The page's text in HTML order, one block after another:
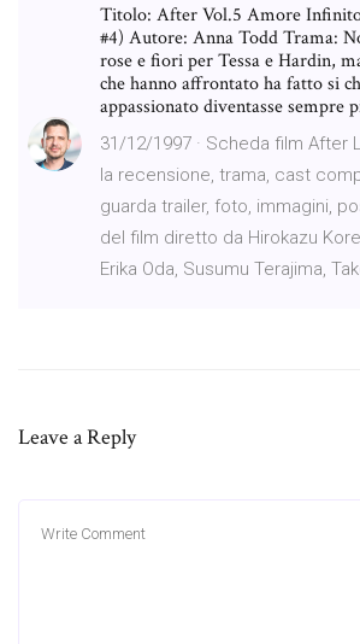
Titolo: After Vol.5 Amore
#4) Autore: Anna Todd Trama:
rose e fiori per Tessa e Hardin,
che hanno affrontato ha fatto si
appassionato diventasse sempre
31/12/1997 · Scheda film After
la recensione, trama, cast
guarda trailer, foto, immagini,
del film diretto da Hirokazu
Erika Oda, Susumu Terajima,
Leave a Reply